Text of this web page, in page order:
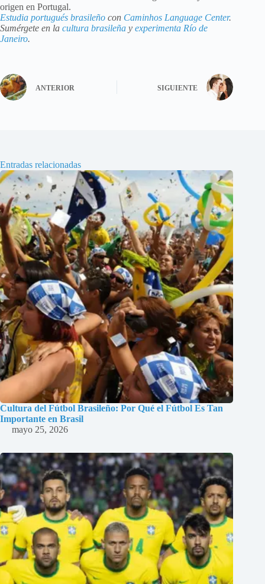
origen en Portugal.
Estudia portugués brasileño con Caminhos Language Center.
Sumérgete en la cultura brasileña y experimenta Río de
Janeiro.
ANTERIOR SIGUIENTE
Entradas relacionadas
Cultura del Fútbol Brasileño: Por Qué el Fútbol Es Tan
Importante en Brasil
mayo 25, 2026